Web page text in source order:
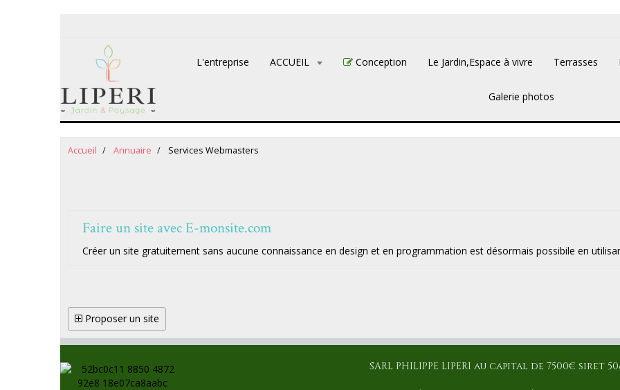
L'entreprise ACCUEIL Conception Le Jardin,Espace à vivre Terrasses
Galerie photos
Accueil Annuaire Services Webmasters
Faire un site avec E-monsite.com
Créer un site gratuitement sans aucune connaissance en design et en programmation est désormais possibile en
Proposer un site
SARL PHILIPPE LIPERI au capital de 7500€ siret